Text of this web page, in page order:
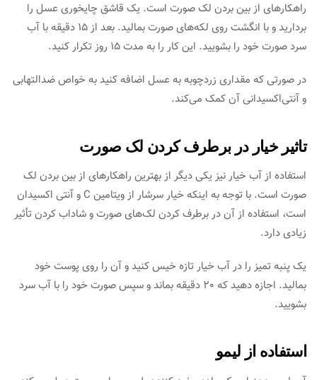
راهکارهای از بین بردن لک صورت است. یک قاشق چایخوری عسل را
بردارید و با انگشت روی لکه‌‌های صورت بمالید. بعد از ۱۵ دقیقه با آب
سرد صورت خود را بشویید. این کار را به مدت ۱۵ روز تکرار کنید.
در صورتی که مقداری زردچوبه به عسل اضافه کنید به خواص ضد‌التهابی
و آنتی‌اکسیدانی آن کمک ‌‌می‌کند.
تاثیر خیار در برطرف کردن لک صورت
استفاده از آب خیار نیز یکی دیگر از بهترین راهکارهای از بین بردن لک
صورت است. با توجه به اینکه خیار سرشار از ویتامین C و آنتی اکسیدان
است، استفاده از آن در برطرف کردن لک‌‌های صورت و شاداب کردن تأثیر
زیادی دارد.
یک پنبه تمیز را در آب خیار تازه خیس کنید و آن را روی پوست خود
بمالید. اجازه دهید که 20 دقیقه بماند و سپس صورت خود را با آب سرد
بشویید.
استفاده از لیمو